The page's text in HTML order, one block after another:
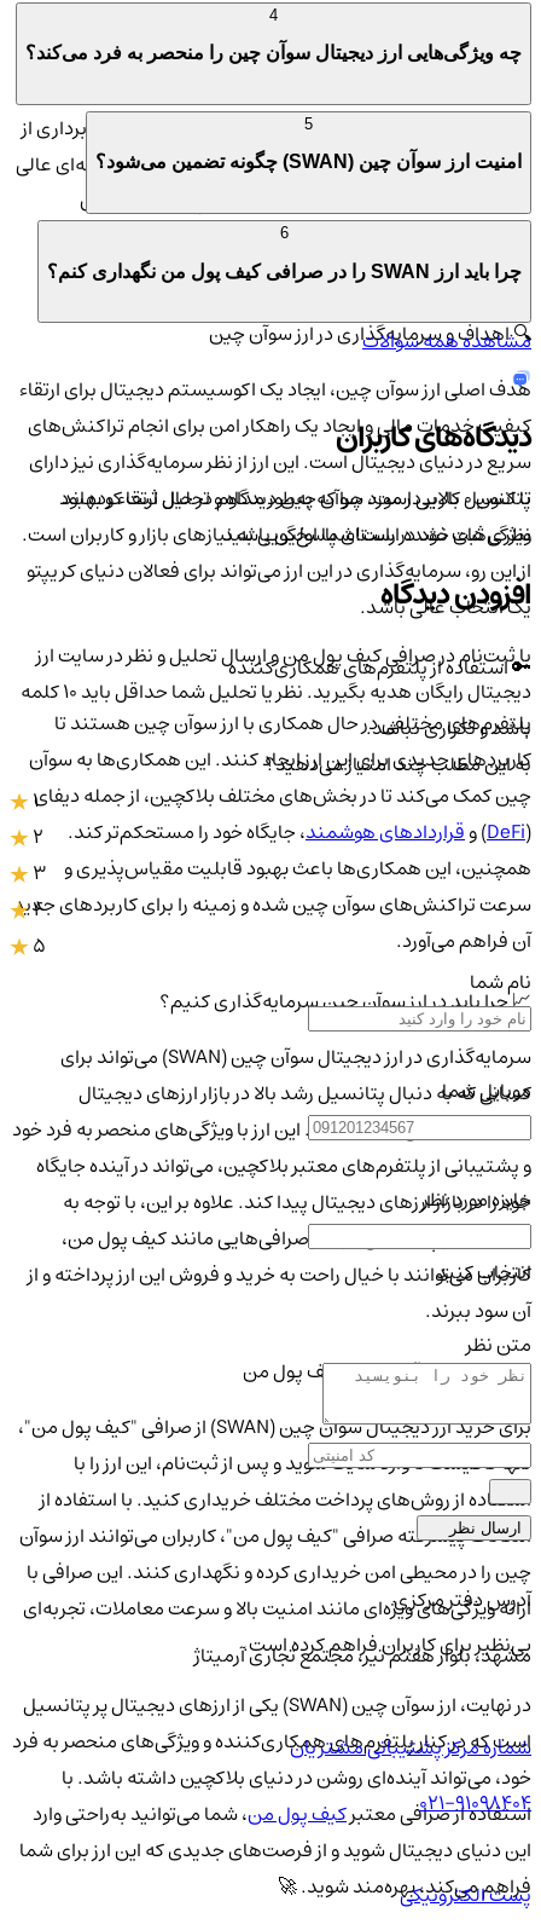
ارز دیجیتال سوآن چین به‌دلیل توانایی‌اش در ایجاد همکاری‌های
متعدد با پلتفرم‌های مختلف و ارائه راهکارهای مبتنی بر بلاکچین در
پیدا کرده است. این ارز به‌ویژه برای کاربرانی که به دنبال بهره‌برداری از
ویژگی‌های نوآورانه و کارآمد در فضای بلاکچین هستند، گزینه‌ای عالی
می‌توانند این ارز را خریداری کرده و از امکانات ویژه‌ای برای خرید و
فروش آن بهره‌مند شوند.
🔍 اهداف و سرمایه‌گذاری در ارز سوآن چین
هدف اصلی ارز سوآن چین، ایجاد یک اکوسیستم دیجیتال برای ارتقاء
کیفیت خدمات مالی و ایجاد یک راهکار امن برای انجام تراکنش‌های
سریع در دنیای دیجیتال است. این ارز از نظر سرمایه‌گذاری نیز دارای
پتانسیل بالایی است، چرا که به‌طور مداوم در حال ارتقاء و بهبود
ویژگی‌های خود در راستای پاسخ‌گویی به نیازهای بازار و کاربران است.
از این رو، سرمایه‌گذاری در این ارز می‌تواند برای فعالان دنیای کریپتو
یک انتخاب عالی باشد.
🔑 استفاده از پلتفرم‌های همکاری‌کننده
پلتفرم‌های مختلفی در حال همکاری با ارز سوآن چین هستند تا
کاربردهای جدیدی برای این ارز ایجاد کنند. این همکاری‌ها به سوآن
چین کمک می‌کند تا در بخش‌های مختلف بلاکچین، از جمله دیفای
DeFi) وقراردادهای هوشمند، جایگاه خود را مستحکم‌تر کند.
همچنین، این همکاری‌ها باعث بهبود قابلیت مقیاس‌پذیری و
سرعت تراکنش‌های سوآن چین شده و زمینه را برای کاربردهای جدید
آن فراهم می‌آورد.
📈 چرا باید در ارز سوآن چین سرمایه‌گذاری کنیم؟
سرمایه‌گذاری در ارز دیجیتال سوآن چین (SWAN) می‌تواند برای
کسانی که به دنبال پتانسیل رشد بالا در بازار ارزهای دیجیتال
هستند، انتخابی جذاب باشد. این ارز با ویژگی‌های منحصر به فرد خود
و پشتیبانی از پلتفرم‌های معتبر بلاکچین، می‌تواند در آینده جایگاه
خود را در بازار ارزهای دیجیتال پیدا کند. علاوه بر این، با توجه به
امنیت بالا و پشتیبانی قوی از صرافی‌هایی مانند کیف پول من،
کاربران می‌توانند با خیال راحت به خرید و فروش این ارز پرداخته و از
آن سود ببرند.
💼 خرید ارز سوآن چین از کیف پول من
برای خرید ارز دیجیتال سوآن چین (SWAN) از صرافی "کیف پول من"،
تنها کافیست تا وارد سایت شوید و پس از ثبت‌نام، این ارز را با
استفاده از روش‌های پرداخت مختلف خریداری کنید. با استفاده از
امکانات پیشرفته صرافی "کیف پول من"، کاربران می‌توانند ارز سوآن
چین را در محیطی امن خریداری کرده و نگهداری کنند. این صرافی با
ارائه ویژگی‌های ویژه‌ای مانند امنیت بالا و سرعت معاملات، تجربه‌ای
بی‌نظیر برای کاربران فراهم کرده است.
در نهایت، ارز سوآن چین (SWAN) یکی از ارزهای دیجیتال پر پتانسیل
است که در کنار پلتفرم‌های همکاری‌کننده و ویژگی‌های منحصر به فرد
خود، می‌تواند آینده‌ای روشن در دنیای بلاکچین داشته باشد. با
استفاده از صرافی معتبرکیف پول من، شما می‌توانید به‌راحتی وارد
این دنیای دیجیتال شوید و از فرصت‌های جدیدی که این ارز برای شما
فراهم می‌کند، بهره‌مند شوید. 🚀
چه ویژگی‌هایی ارز دیجیتال سوآن چین را منحصر به فرد می‌کند؟
امنیت ارز سوآن چین (SWAN) چگونه تضمین می‌شود؟
چرا باید ارز SWAN را در صرافی کیف پول من نگهداری کنم؟
مشاهده همه سوالات
دیدگاه‌های کاربران
تا کنون 0 کاربر در مورد سوآن چیندیدگاه و تحلیل ثبت کرده اند
نظری ثبت نشده است!شما اولین باشید
افزودن دیدگاه
با ثبت‌نام در صرافی کیف پول من و ارسال تحلیل و نظر در سایت ارز
دیجیتال رایگان هدیه بگیرید. نظر یا تحلیل شما حداقل باید ۱۰ کلمه
باشد و تکراری نباشد.
به این مطلب چند امتیاز می‌دهید؟
1
3
4
5
نام شما
موبایل شما
جایزه مورد نظر
انتخاب کنید
متن نظر
ارسال نظر
آدرس دفتر مرکزی
مشهد، بلوار هفتم تیر، مجتمع تجاری آرمیتاژ
شماره مرکز پشتیبانی مشتریان
021-91098404
پست الکترونیکی